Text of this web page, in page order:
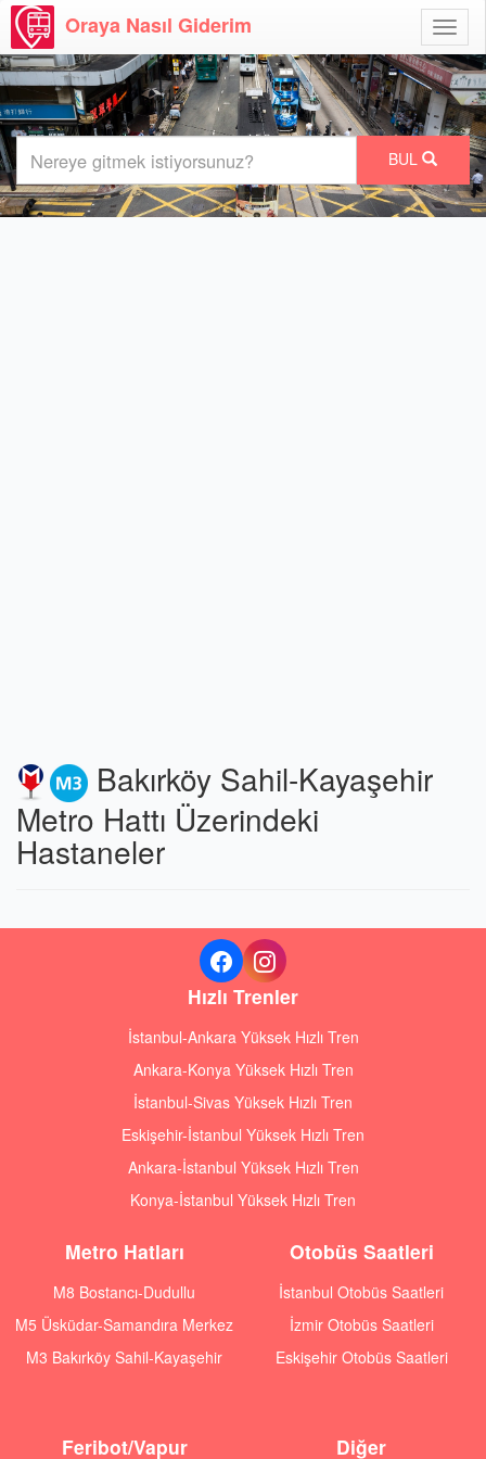
Aç
Oraya Nasıl Giderim
BUL
Bakırköy Sahil-Kayaşehir
Metro Hattı Üzerindeki
Hastaneler
Hızlı Trenler
İstanbul-Ankara Yüksek Hızlı Tren
Ankara-Konya Yüksek Hızlı Tren
İstanbul-Sivas Yüksek Hızlı Tren
Eskişehir-İstanbul Yüksek Hızlı Tren
Ankara-İstanbul Yüksek Hızlı Tren
Konya-İstanbul Yüksek Hızlı Tren
Metro Hatları
M8 Bostancı-Dudullu
M5 Üsküdar-Samandıra Merkez
M3 Bakırköy Sahil-Kayaşehir
Otobüs Saatleri
İstanbul Otobüs Saatleri
İzmir Otobüs Saatleri
Eskişehir Otobüs Saatleri
Feribot/Vapur Diğer